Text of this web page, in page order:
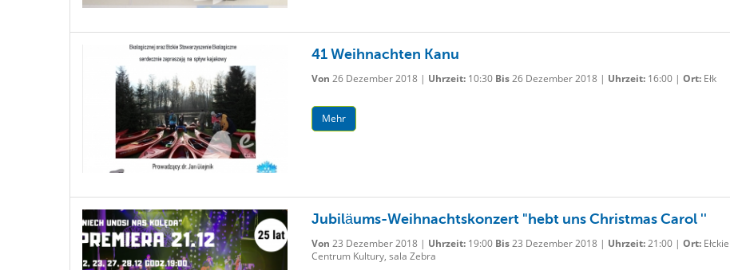
41 Weihnachten Kanu
Von 26 Dezember 2018 | Uhrzeit:10:30 Bis26 Dezember 2018 | Uhrzeit:16:00 | Ort:Ełk
Mehr
Jubiläums-Weihnachtskonzert "hebt uns Christmas Carol ''
Von 23 Dezember 2018 | Uhrzeit:19:00 Bis23 Dezember 2018 | Uhrzeit:21:00 | Ort:Ełckie
Centrum Kultury, sala Zebra